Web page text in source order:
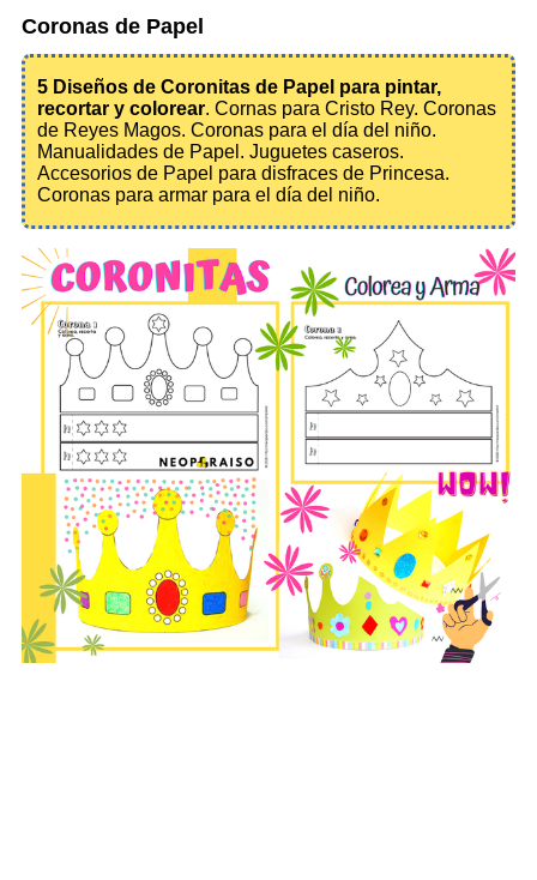
Coronas de Papel
5 Diseños de Coronitas de Papel para pintar,
recortar y colorear. Cornas para Cristo Rey. Coronas
de Reyes Magos. Coronas para el día del niño.
Manualidades de Papel. Juguetes caseros.
Accesorios de Papel para disfraces de Princesa.
Coronas para armar para el día del niño.